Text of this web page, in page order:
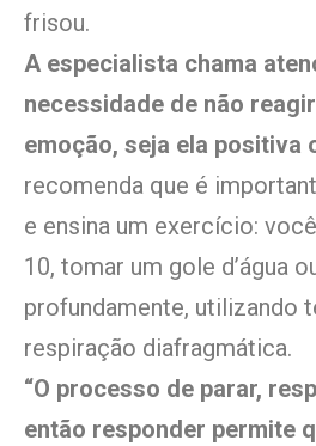
frisou.
A especialista chama
necessidade de não
emoção, seja ela positiva
recomenda que é
e ensina um exercício:
10, tomar um gole d’água
profundamente, utilizando
respiração diafragmática.
“O processo de parar,
então responder permite